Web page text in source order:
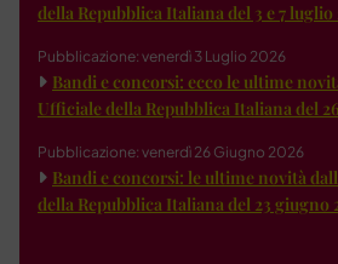
della Repubblica Italiana del 3 e 7 luglio
Pubblicazione: venerdì 3 Luglio 2026
Bandi e concorsi: ecco le ultime
Ufficiale della Repubblica Italiana del
Pubblicazione: venerdì 26 Giugno 2026
Bandi e concorsi: le ultime novità
della Repubblica Italiana del 23 giugno